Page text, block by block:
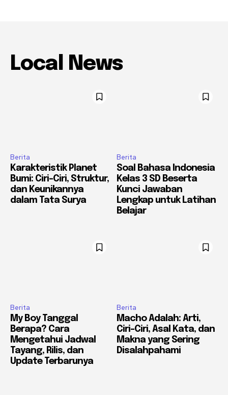
Local News
Berita
Karakteristik Planet
Bumi: Ciri-Ciri, Struktur,
dan Keunikannya
dalam Tata Surya
Berita
Soal Bahasa Indonesia
Kelas 3 SD Beserta
Kunci Jawaban
Lengkap untuk Latihan
Belajar
Berita
My Boy Tanggal
Berapa? Cara
Mengetahui Jadwal
Tayang, Rilis, dan
Update Terbarunya
Berita
Macho Adalah: Arti,
Ciri-Ciri, Asal Kata, dan
Makna yang Sering
Disalahpahami